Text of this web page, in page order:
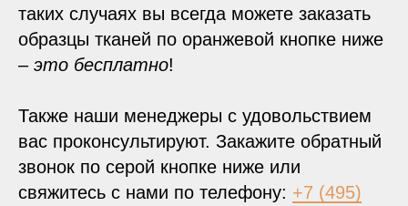
таких случаях вы всегда можете заказать
образцы тканей по оранжевой кнопке ниже
– это бесплатно!
Также наши менеджеры с удовольствием
вас проконсультируют. Закажите обратный
звонок по серой кнопке ниже или
свяжитесь с нами по телефону: +7 (495)